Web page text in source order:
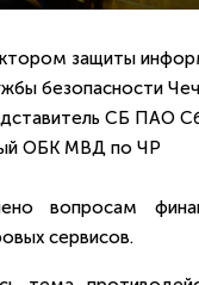
защиты
безопасности
СБ ПАО
ОБК МВД по ЧР
вопросам
сервисов.